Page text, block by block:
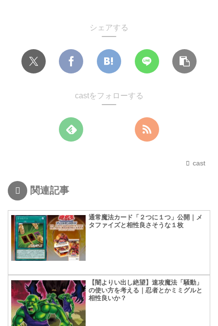
シェアする
castをフォローする
cast
関連記事
通常魔法カード「２つに１つ」公開｜メ
タファイズと相性良さそうな１枚
【闇よりい出し絶望】速攻魔法「騒動」
の使い方を考える｜忍者とかミミグルと
相性良いか？